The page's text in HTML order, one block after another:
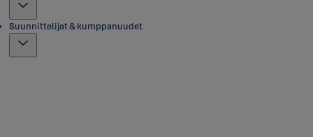
Suunnittelijat & kumppanuudet